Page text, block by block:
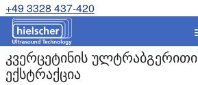
+49 3328 437-420
კვერცეტინის ულტრაბგერითი
ექსტრაქცია